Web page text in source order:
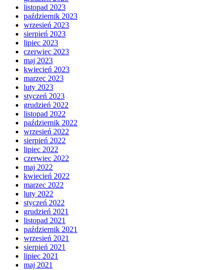
listopad 2023
październik 2023
wrzesień 2023
sierpień 2023
lipiec 2023
czerwiec 2023
maj 2023
kwiecień 2023
marzec 2023
luty 2023
styczeń 2023
grudzień 2022
listopad 2022
październik 2022
wrzesień 2022
sierpień 2022
lipiec 2022
czerwiec 2022
maj 2022
kwiecień 2022
marzec 2022
luty 2022
styczeń 2022
grudzień 2021
listopad 2021
październik 2021
wrzesień 2021
sierpień 2021
lipiec 2021
maj 2021